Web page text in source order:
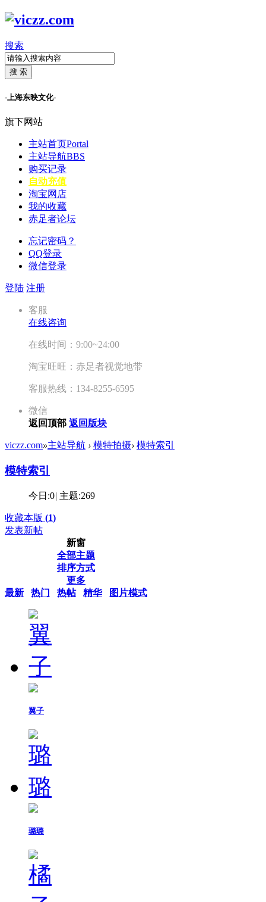
搜索
搜 索
-上海东映文化-
旗下网站
主站首页Portal
主站导航BBS
购买记录
自动充值
淘宝网店
我的收藏
赤足者论坛
忘记密码？
QQ登录
微信登录
登陆 注册
客服
在线咨询
在线时间：9:00~24:00
淘宝旺旺：赤足者视觉地带
客服热线：134-8255-6595
微信
返回顶部 返回版块
viczz.com»主站导航 › 模特拍摄› 模特索引
模特索引
今日:0| 主题:269
收藏本版 (1)
发表新帖
新窗
全部主题
排序方式
更多
最新
热门 热帖 精华 图片模式
翼子
璐璐